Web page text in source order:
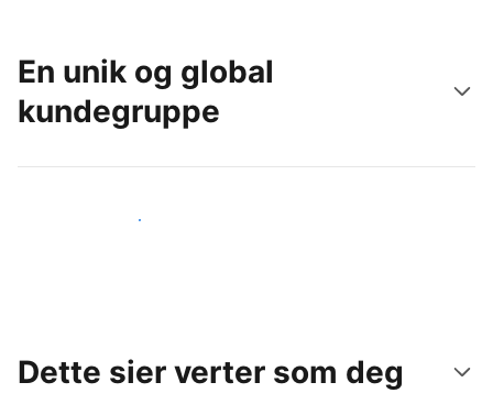
En unik og global
kundegruppe
Nå ut til nye gjester i dag
Dette sier verter som deg